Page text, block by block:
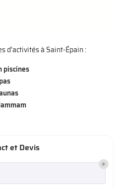
d'activités à Saint-Épain :
piscines
et Devis